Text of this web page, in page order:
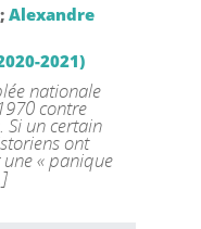
Alexandre
2021)
nationale
contre
Si un certain
ont
« panique